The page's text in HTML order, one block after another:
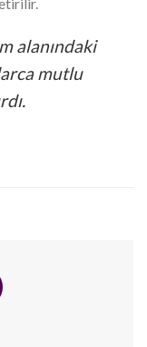
alanındaki
mutlu